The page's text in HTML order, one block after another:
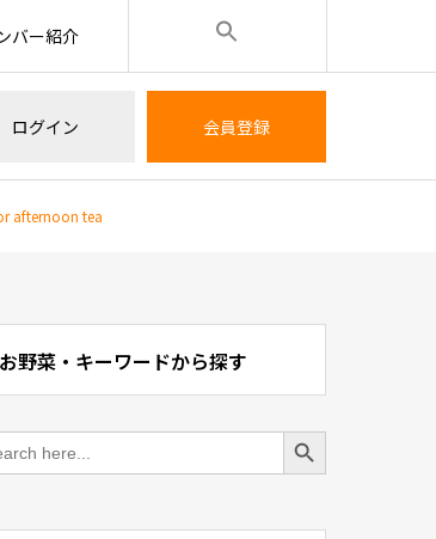
ログイン 会員登録
バー紹介
afternoon tea
お野菜・キーワードから探す
Search Button